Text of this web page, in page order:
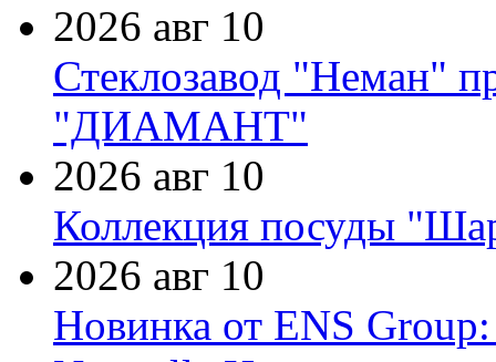
2026 авг 10
Стеклозавод "Неман"
"ДИАМАНТ"
2026 авг 10
Коллекция посуды
2026 авг 10
Новинка от ENS